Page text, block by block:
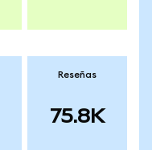
Reseñas
75.8K